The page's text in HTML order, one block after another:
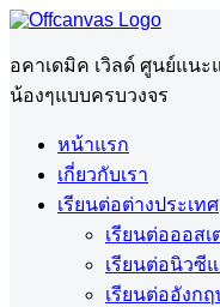
อคาเดมิค เวิลด์ ศูนย์แน
น้องๆแบบครบวงจร
หน้าแรก
เกี่ยวกับเรา
เรียนต่อต่างประเทศ
เรียนต่อออสเ
เรียนต่อนิวซี
เรียนต่ออังกฤ